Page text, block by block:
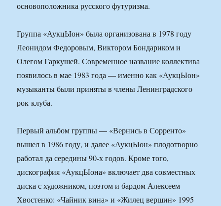
основоположника русского футуризма.
Группа «АукцЫон» была организована в 1978 году
Леонидом Федоровым, Виктором Бондариком и
Олегом Гаркушей. Современное название коллектива
появилось в мае 1983 года — именно как «АукцЫон»
музыканты были приняты в члены Ленинградского
рок-клуба.
Первый альбом группы — «Вернись в Сорренто»
вышел в 1986 году, и далее «АукцЫон» плодотворно
работал да середины 90-х годов. Кроме того,
дискография «АукцЫона» включает два совместных
диска с художником, поэтом и бардом Алексеем
Хвостенко: «Чайник вина» и «Жилец вершин» 1995